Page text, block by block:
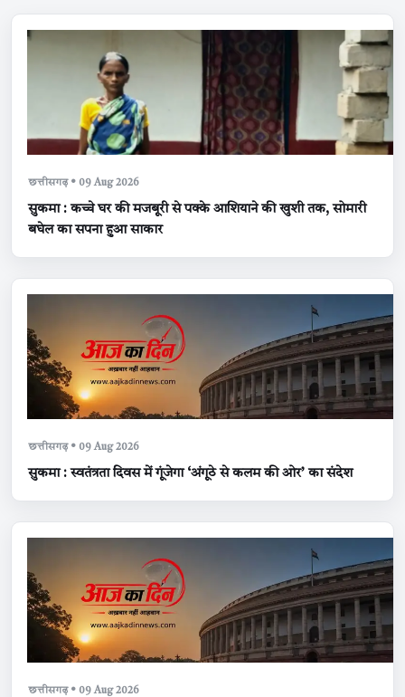
छत्तीसगढ़ • 09 Aug 2026
सुकमा : कच्चे घर की मजबूरी से पक्के आशियाने की खुशी तक, सोमारी
बघेल का सपना हुआ साकार
छत्तीसगढ़ • 09 Aug 2026
सुकमा : स्वतंत्रता दिवस में गूंजेगा ‘अंगूठे से कलम की ओर’ का संदेश
छत्तीसगढ़ • 09 Aug 2026